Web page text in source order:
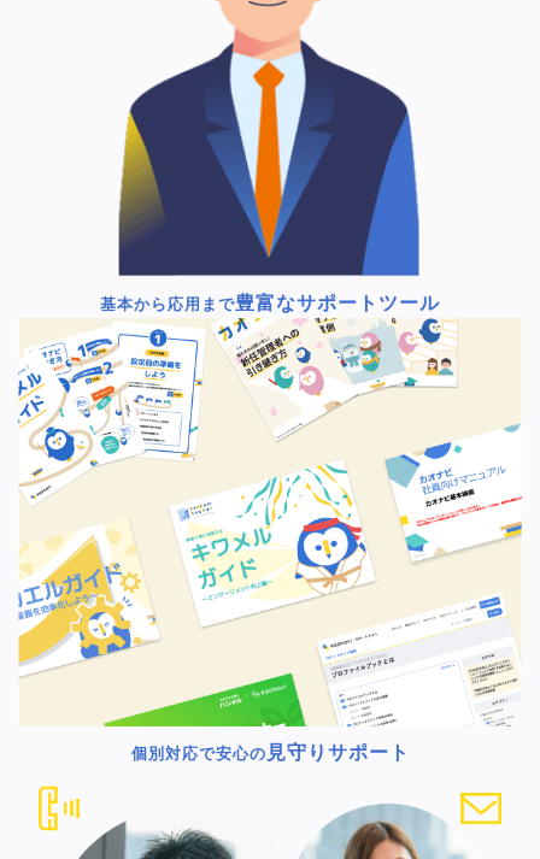
基本から応用まで豊富なサポートツール
個別対応で安心の 見守りサポート